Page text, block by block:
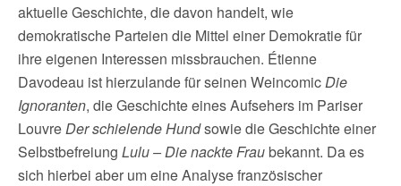
aktuelle Geschichte, die davon handelt, wie
demokratische Parteien die Mittel einer Demokratie für
ihre eigenen Interessen missbrauchen. Étienne
Davodeau ist hierzulande für seinen WeincomicDie
Ignoranten, die Geschichte eines Aufsehers im Pariser
LouvreDer schielende Hundsowie die Geschichte einer
Selbstbefreiung Lulu – Die nackte Fraubekannt. Da es
sich hierbei aber um eine Analyse französischer